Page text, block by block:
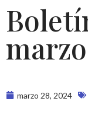
marzo 28, 2024